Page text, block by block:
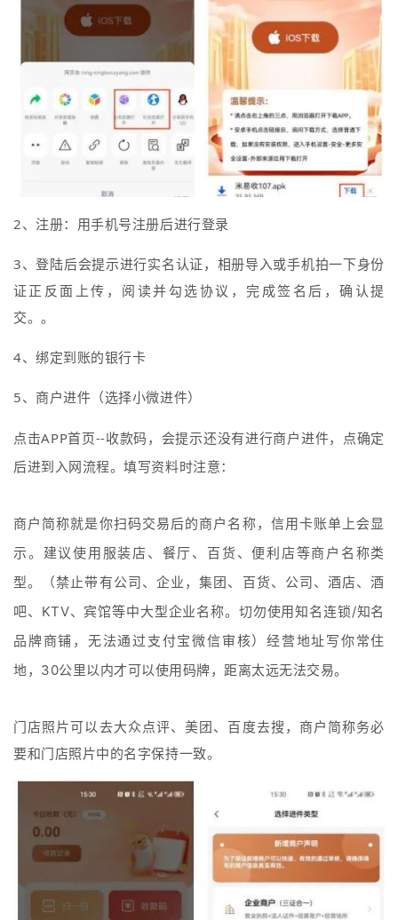
2、注册：用手机号注册后进行登录
3、登陆后会提示进行实名认证， 相册导入或手机拍一下身份
证正反面上传，阅读并勾选协议，完成签名后，确认提
交。。
4、绑定到账的银行卡
5、商户进件（选择小微进件）
点击APP首页--收款码，会提示还没有进行商户进件，点确定
后进到入网流程。填写资料时注意：
商户简称就是你扫码交易后的商户名称，信用卡账单上会显
示。 建议使用服装店、餐厅、百货、便利店等商户名称类
型。
（禁止带有公司、企业，集团、百货、公司、酒店、酒
吧、KTV、宾馆等中大型企业名称。 切勿使用知名连锁/知名
品牌商铺，无法通过支付宝微信审核）经营地址写你常住
地，30公里以内才可以使用码牌，距离太远无法交易。
门店照片可以去大众点评、美团、百度去搜，商户简称务必
要和门店照片中的名字保持一致。